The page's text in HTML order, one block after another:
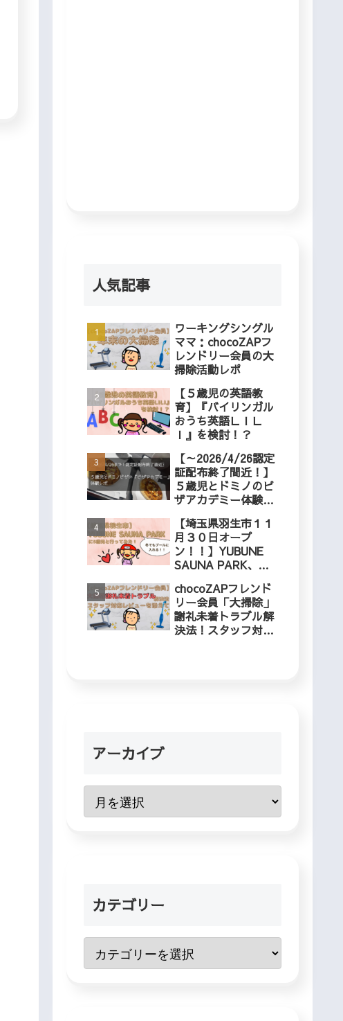
人気記事
ワーキングシングル
ママ：chocoZAPフ
レンドリー会員の大
掃除活動レポ
【５歳児の英語教
育】『バイリンガル
おうち英語ＬＩＬ
Ｉ』を検討！？
【～2026/4/26認定
証配布終了間近！】
５歳児とドミノのピ
ザアカデミー体験レ
【埼玉県羽生市１１
月３０日オープ
ン！！】YUBUNE
SAUNA PARK、冬
５歳児と行ってきま
した！
chocoZAPフレンド
リー会員「大掃除」
謝礼未着トラブル解
決法！スタッフ対応
アーカイブ
カテゴリー